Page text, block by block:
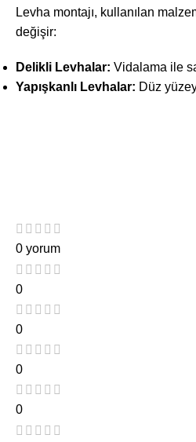
Levha montajı, kullanılan
değişir:
Delikli Levhalar: Vidalama ile
Yapışkanlı Levhalar: Düz
0 yorum
0
0
0
0